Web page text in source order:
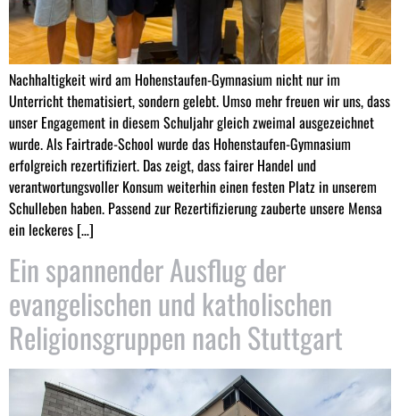
Nachhaltigkeit wird am Hohenstaufen-Gymnasium nicht nur im
Unterricht thematisiert, sondern gelebt. Umso mehr freuen wir uns, dass
unser Engagement in diesem Schuljahr gleich zweimal ausgezeichnet
wurde. Als Fairtrade-School wurde das Hohenstaufen-Gymnasium
erfolgreich rezertifiziert. Das zeigt, dass fairer Handel und
verantwortungsvoller Konsum weiterhin einen festen Platz in unserem
Schulleben haben. Passend zur Rezertifizierung zauberte unsere Mensa
ein leckeres […]
Ein spannender Ausflug der
evangelischen und katholischen
Religionsgruppen nach Stuttgart